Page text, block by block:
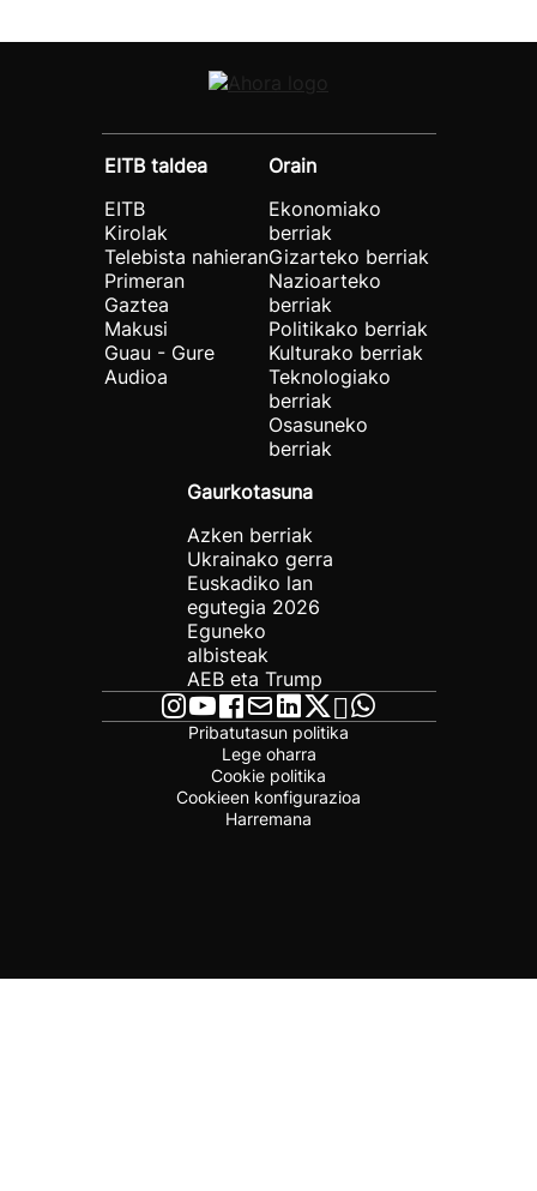
EITB taldea
EITB
Kirolak
Telebista nahieran
Primeran
Gaztea
Makusi
Guau - Gure
Audioa
Orain
Ekonomiako
berriak
Gizarteko berriak
Nazioarteko
berriak
Politikako berriak
Kulturako berriak
Teknologiako
berriak
Osasuneko
berriak
Gaurkotasuna
Azken berriak
Ukrainako gerra
Euskadiko lan
egutegia 2026
Eguneko
albisteak
AEB eta Trump
Pribatutasun politika
Lege oharra
Cookie politika
Cookieen konfigurazioa
Harremana